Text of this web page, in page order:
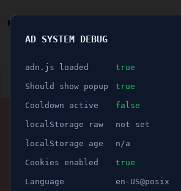
👮🏻‍♂️ BLÅLJUS ÅSIKTER SPORT
ANNONS
Tufft test väntar för
Nykvarn
AD SYSTEM DEBUG
adn.js loaded true
Should show popup true
Cooldown active false
localStorage raw not set
localStorage age n/a
Cookies enabled true
Language en-US@posix